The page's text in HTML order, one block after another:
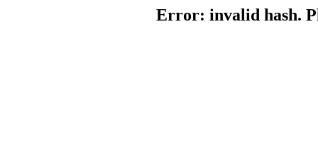
Error: invalid hash.